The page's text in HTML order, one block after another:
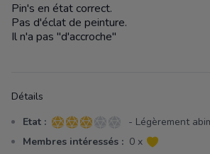
Description
Pin's en état correct.
Pas d'éclat de peinture.
Il n'a pas "d'accroche"
Détails
Etat : 3 sur 5 étoiles
- Légèrement
Membres intéressés : 0 x